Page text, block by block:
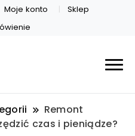
Moje konto
Sklep
Remont
czas i pieniądze?